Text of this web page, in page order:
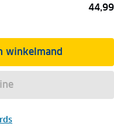
44,99
winkelmand